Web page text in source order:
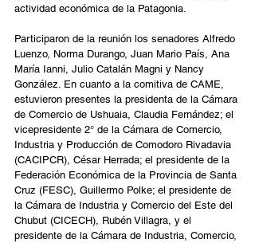
actividad económica de la Patagonia.
Participaron de la reunión los senadores Alfredo
Luenzo, Norma Durango, Juan Mario País, Ana
María Ianni, Julio Catalán Magni y Nancy
González. En cuanto a la comitiva de CAME,
estuvieron presentes la presidenta de la Cámara
de Comercio de Ushuaia, Claudia Fernández; el
vicepresidente 2° de la Cámara de Comercio,
Industria y Producción de Comodoro Rivadavia
(CACIPCR), César Herrada; el presidente de la
Federación Económica de la Provincia de Santa
Cruz (FESC), Guillermo Polke; el presidente de
la Cámara de Industria y Comercio del Este del
Chubut (CICECH), Rubén Villagra, y el
presidente de la Cámara de Industria, Comercio,